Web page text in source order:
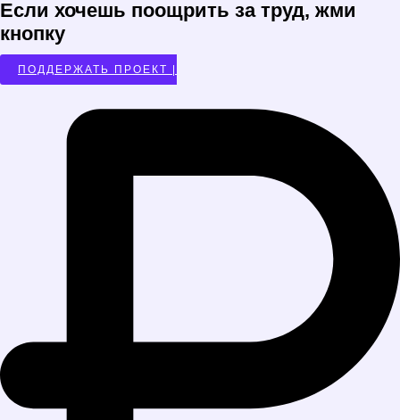
Если хочешь поощрить за труд, жми
кнопку
ПОДДЕРЖАТЬ ПРОЕКТ |